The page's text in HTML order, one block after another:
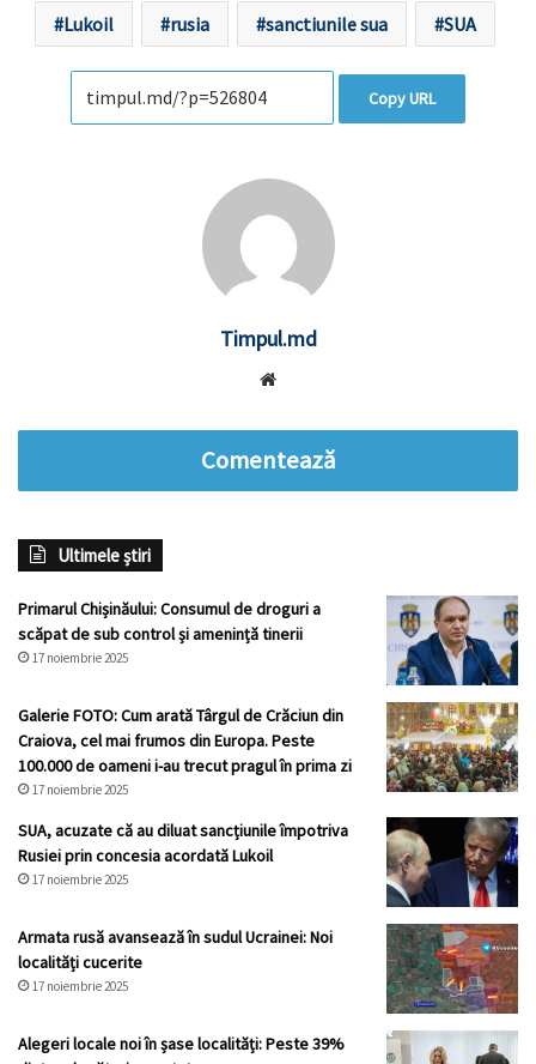
Lukoil rusia sanctiunile sua SUA
Copy URL
Timpul.md
Comentează
Ultimele știri
Primarul Chișinăului: Consumul de droguri a
scăpat de sub control și amenință tinerii
17 noiembrie 2025
Galerie FOTO: Cum arată Târgul de Crăciun din
Craiova, cel mai frumos din Europa. Peste
100.000 de oameni i-au trecut pragul în prima zi
17 noiembrie 2025
SUA, acuzate că au diluat sancțiunile împotriva
Rusiei prin concesia acordată Lukoil
17 noiembrie 2025
Armata rusă avansează în sudul Ucrainei: Noi
localități cucerite
17 noiembrie 2025
Alegeri locale noi în șase localități: Peste 39%